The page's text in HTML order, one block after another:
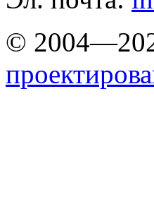
©